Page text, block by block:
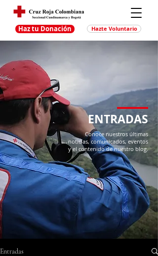
Haz tu Donación Hazte Voluntario
ENTRADAS
Conoce nuestros últimas
noticias, comunicados, eventos
y el contenido de nuestro blog.
Entradas